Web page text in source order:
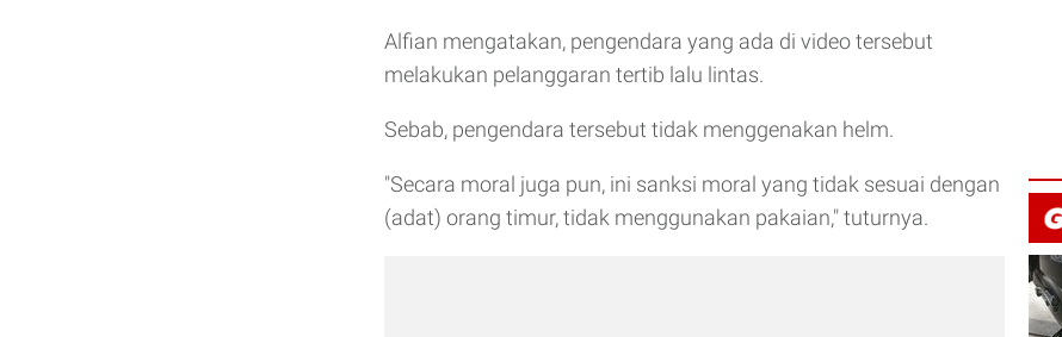
Alfian mengatakan, pengendara yang ada di video tersebut
melakukan pelanggaran tertib lalu lintas.
Sebab, pengendara tersebut tidak menggenakan helm.
"Secara moral juga pun, ini sanksi moral yang tidak sesuai dengan
(adat) orang timur, tidak menggunakan pakaian," tuturnya.